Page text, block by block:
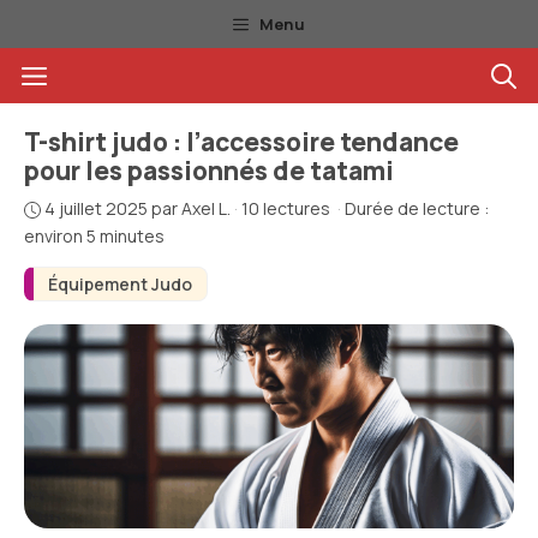
au
contenu
Menu
Menu
Équipement Judo
T-shirt judo : l’accessoire tendance
pour les passionnés de tatami
4 juillet 2025 parAxel L. · 10 lectures · Durée de lecture :
environ 5 minutes